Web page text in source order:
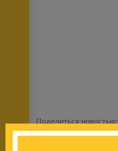
Поделиться новостью: